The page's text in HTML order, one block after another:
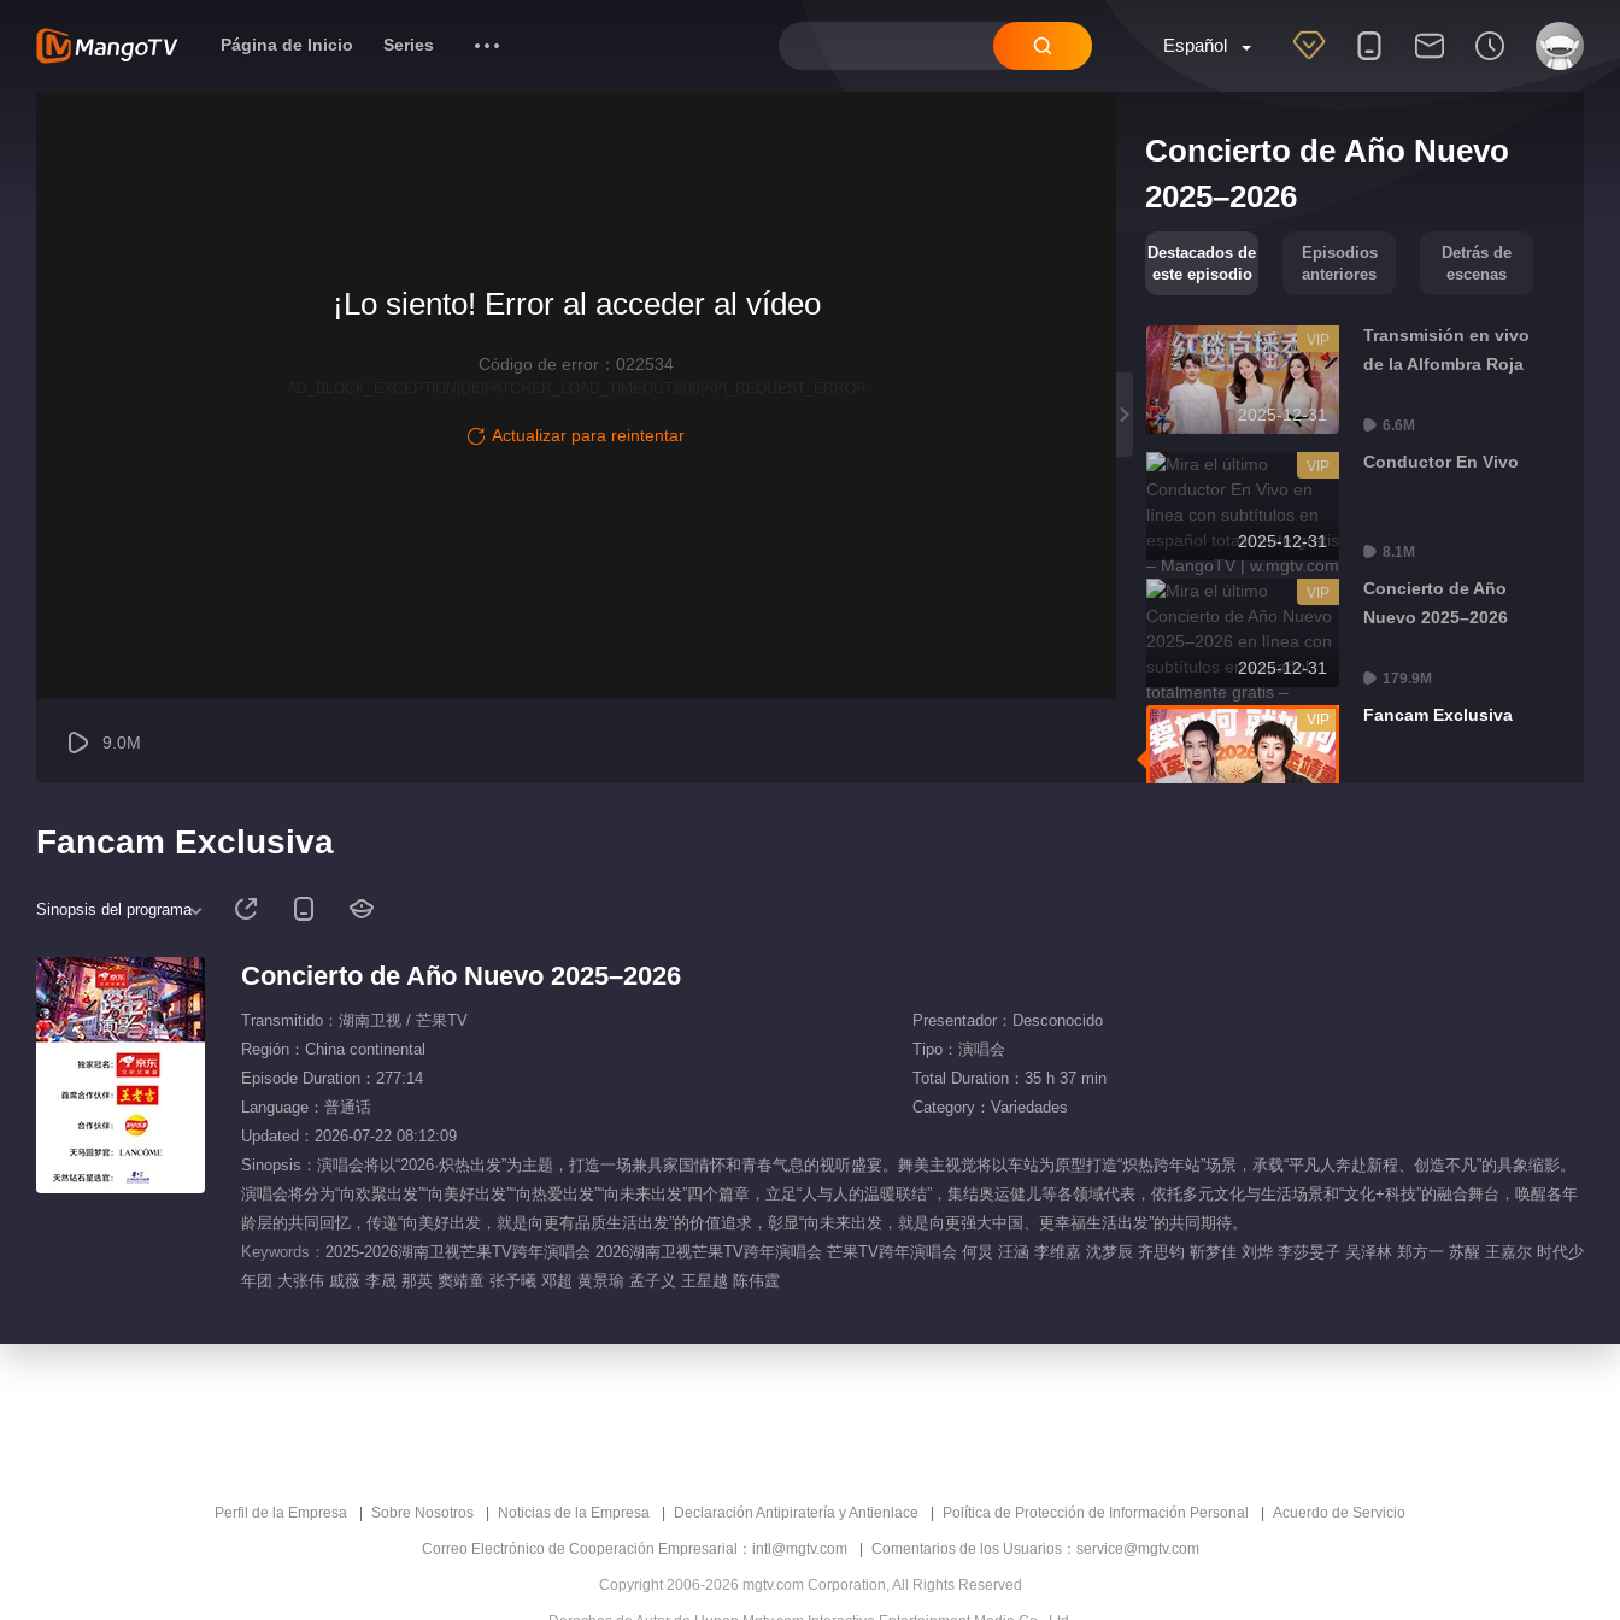
Español
Página de Inicio Series
Concierto de Año Nuevo
2025–2026
Destacados de
este episodio
Episodios
anteriores
Detrás de
escenas
2025-12-31
VIP
Transmisión en vivo
de la Alfombra Roja
6.6M
2025-12-31
VIP Conductor En Vivo
8.1M
2025-12-31
VIP
Concierto de Año
Nuevo 2025–2026
179.9M
VIP Fancam Exclusiva
2025-12-31
6.7M
Destacados
VIP
de Año Nuevo 2025–2026
¡Lo siento! Error al acceder al vídeo
Código de error：022534
Actualizar para reintentar
9.0M
Fancam Exclusiva
Sinopsis del programa
Concierto de Año Nuevo 2025–2026
Transmitido：湖南卫视 / 芒果TV
Presentador：Desconocido
Región：China continental
Tipo：演唱会
Episode Duration：277:14
Total Duration：35 h 37 min
Language：普通话
Category：Variedades
Updated：2026-07-22 08:12:09
Sinopsis：演唱会将以“2026·炽热出发”为主题，打造一场兼具家国情怀和青春气息的视听盛宴。舞美主视觉将以车站为原型打造“炽热跨年站”场景，承载“平凡人奔赴新程、创造不凡”的具象缩影。
演唱会将分为“向欢聚出发”“向美好出发”“向热爱出发”“向未来出发”四个篇章，立足“人与人的温暖联结”，集结奥运健儿等各领域代表，依托多元文化与生活场景和“文化+科技”的融合舞台，唤醒各年
龄层的共同回忆，传递“向美好出发，就是向更有品质生活出发”的价值追求，彰显“向未来出发，就是向更强大中国、更幸福生活出发”的共同期待。
Keywords： 2025-2026湖南卫视芒果TV跨年演唱会 2026湖南卫视芒果TV跨年演唱会 芒果TV跨年演唱会 何炅 汪涵 李维嘉 沈梦辰 齐思钧 靳梦佳 刘烨 李莎旻子 吴泽林 郑方一 苏醒 王嘉尔 时代少
年团 大张伟 戚薇 李晟 那英 窦靖童 张予曦 邓超 黄景瑜 孟子义 王星越 陈伟霆
Perfil de la Empresa Sobre Nosotros Noticias de la Empresa Declaración Antipiratería y Antienlace Política de Protección de Información Personal Acuerdo de Servicio
Correo Electrónico de Cooperación Empresarial：intl@mgtv.com Comentarios de los Usuarios：service@mgtv.com
Copyright 2006-2026 mgtv.com Corporation, All Rights Reserved